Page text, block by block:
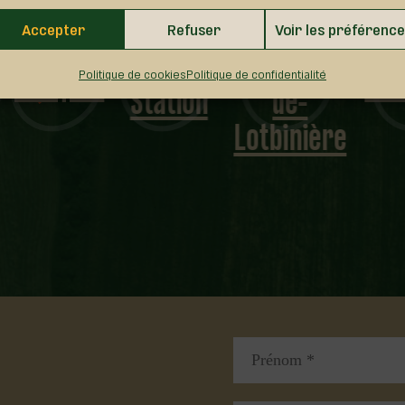
Accepter Refuser Voir les
Politique de cookiesPolitique de confidentialité
Dosquet Laurier-
Station
Sainte-
Agathe-
de-
Lotbinière